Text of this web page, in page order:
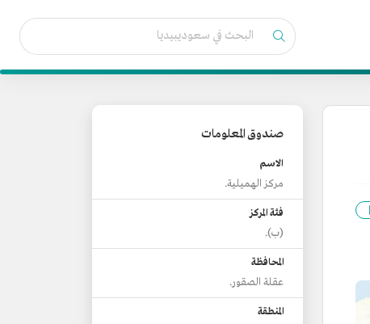
صندوق المعلومات
الاسم
مركز الهميلية.
فئة المركز
(ب).
المحافظة
عقلة الصقور.
المنطقة